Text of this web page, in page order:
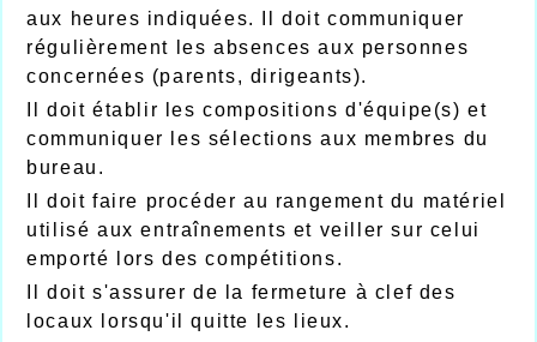
aux heures indiquées. Il doit communiquer
régulièrement les absences aux personnes
concernées (parents, dirigeants).
Il doit établir les compositions d'équipe(s) et
communiquer les sélections aux membres du
bureau.
Il doit faire procéder au rangement du matériel
utilisé aux entraînements et veiller sur celui
emporté lors des compétitions.
Il doit s'assurer de la fermeture à clef des
locaux lorsqu'il quitte les lieux.